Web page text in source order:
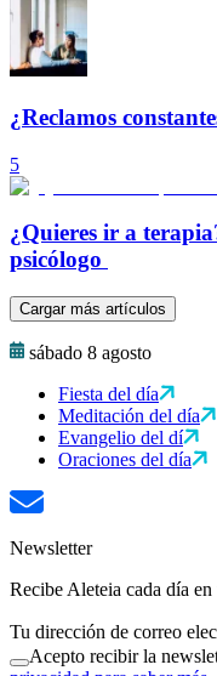
¿Reclamos
5
¿Quieres ir a
psicólogo
Cargar más artículos
sábado 8 agosto
Fiesta del día
Meditación del día
Evangelio del dí
Oraciones del día
Newsletter
Recibe Aleteia cada día
Tu dirección de correo
Acepto recibir la